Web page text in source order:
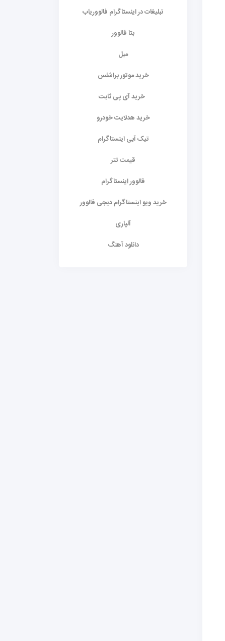
تبلیغات در اینستاگرام فالووریاب
بتا فالوور
مبل
خرید موتور براشلس
خرید آی پی ثابت
خرید هدلایت خودرو
تیک آبی اینستاگرام
قیمت تتر
فالوور اینستاگرام
خرید ویو اینستاگرام دیجی فالوور
آلپاری
دانلود آهنگ